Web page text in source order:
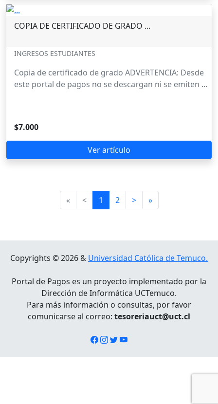
COPIA DE CERTIFICADO DE GRADO ...
INGRESOS ESTUDIANTES
Copia de certificado de grado ADVERTENCIA: Desde
este portal de pagos no se descargan ni se emiten ...
$7.000
Ver artículo
« < 1 2 > »
Copyrights © 2026 & Universidad Católica de Temuco.
Portal de Pagos es un proyecto implementado por la
Dirección de Informática UCTemuco.
Para más información o consultas, por favor
comunicarse al correo: tesoreriauct@uct.cl